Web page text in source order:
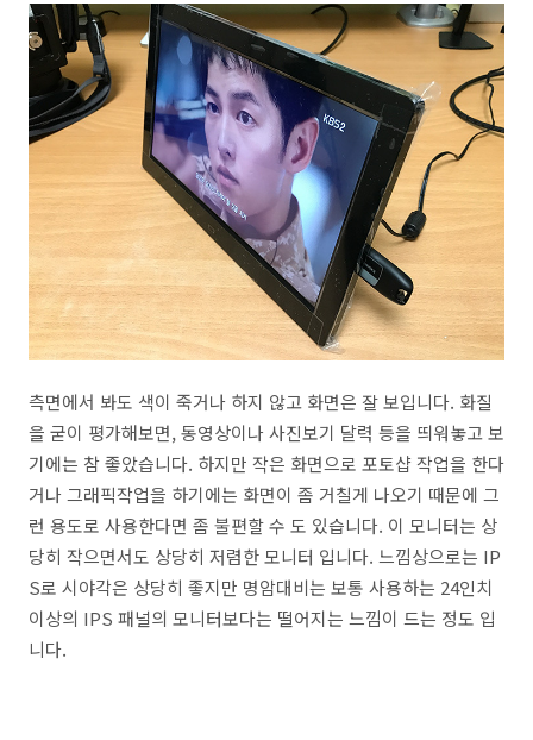
측면에서 봐도 색이 죽거나 하지 않고 화면은 잘 보입니다. 화질
을 굳이 평가해보면, 동영상이나 사진보기 달력 등을 띄워놓고 보
기에는 참 좋았습니다. 하지만 작은 화면으로 포토샵 작업을 한다
거나 그래픽작업을 하기에는 화면이 좀 거칠게 나오기 때문에 그
런 용도로 사용한다면 좀 불편할 수 도 있습니다. 이 모니터는 상
당히 작으면서도 상당히 저렴한 모니터 입니다. 느낌상으로는 IP
S로 시야각은 상당히 좋지만 명암대비는 보통 사용하는 24인치
이상의 IPS 패널의 모니터보다는 떨어지는 느낌이 드는 정도 입
니다.